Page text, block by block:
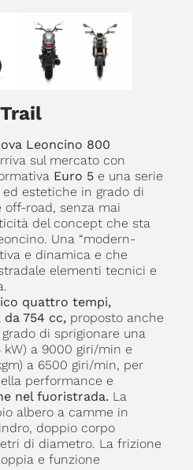
Leoncino 800
sul mercato con
Euro 5e una serie
estetiche in grado di
off-road, senza mai
del concept che sta
Una “modern-
e dinamica e che
elementi tecnici e
quattro tempi,
754 cc, proposto anche
di sprigionare una
kW) a 9000 giri/min e
a 6500 giri/min, per
performance e
nel fuoristrada. La
albero a camme in
doppio corpo
di diametro. La frizione
e funzione